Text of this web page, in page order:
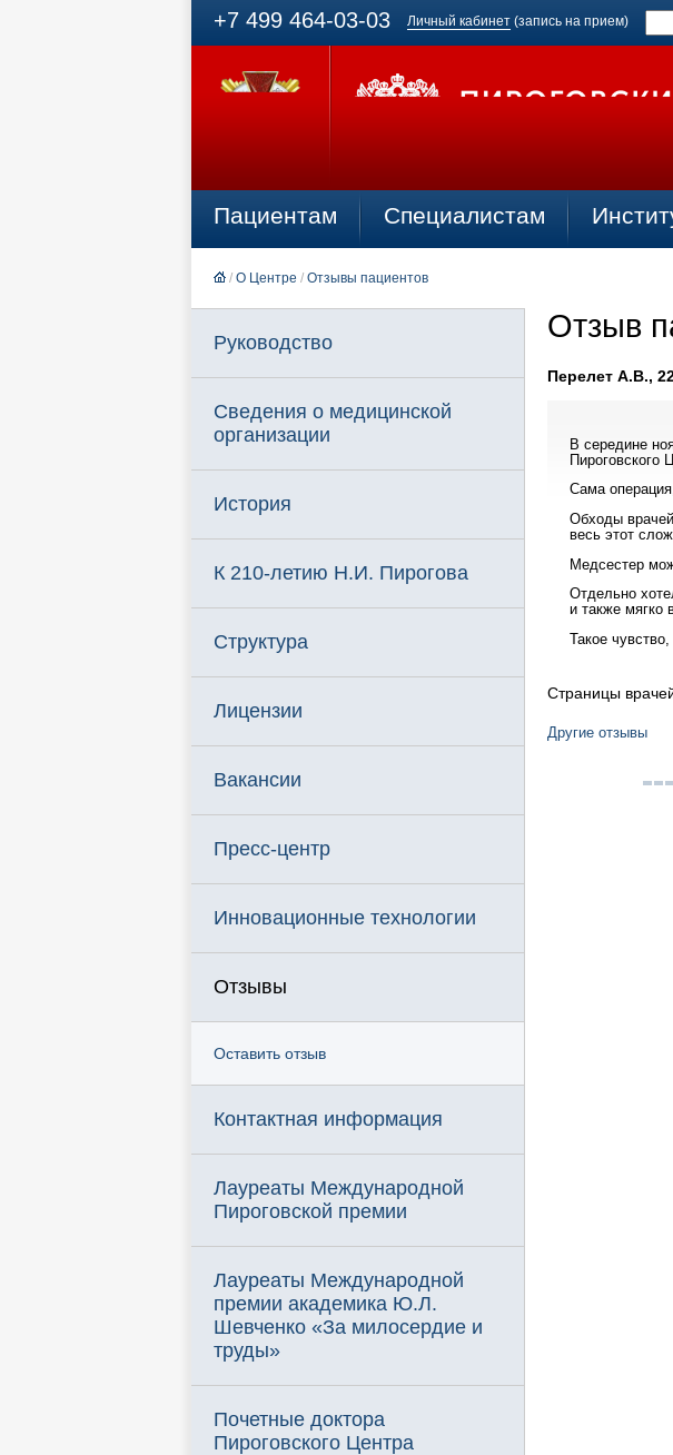
+7 499 464-03-03 Личный кабинет (запись на прием)
Пациентам Специалистам
/ О Центре / Отзывы пациентов
Руководство
Сведения о медицинской
организации
История
К 210-летию Н.И. Пирогова
Структура
Лицензии
Вакансии
Пресс-центр
Инновационные технологии
Отзывы
Оставить отзыв
Контактная информация
Лауреаты Международной
Пироговской премии
Лауреаты Международной
премии академика Ю.Л.
Шевченко «За милосердие и
труды»
Почетные доктора
Пироговского Центра
Отзыв
Перелет А.В.,
В середине
Пироговского
Сама
Обходы
весь этот
Медсестер
Отдельно
и также мягко
Такое
Страницы
Другие отзывы